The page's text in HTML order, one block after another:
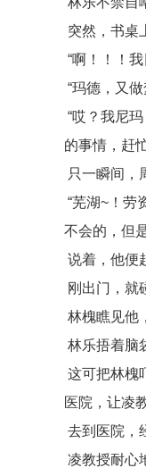
突然，书桌
“啊！！！
“玛德，又
“哎？我尼
的事情，赶
只一瞬间，
“芜湖~！劳
不会的，但
说着，他便
刚出门，就
林槐瞧见他
林乐捂着脑
这可把林槐
医院，让凌
去到医院，
凌教授耐心